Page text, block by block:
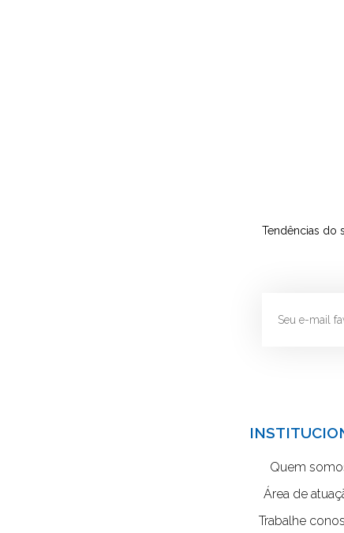
Tendências do
Quem
Área de
Trabalhe